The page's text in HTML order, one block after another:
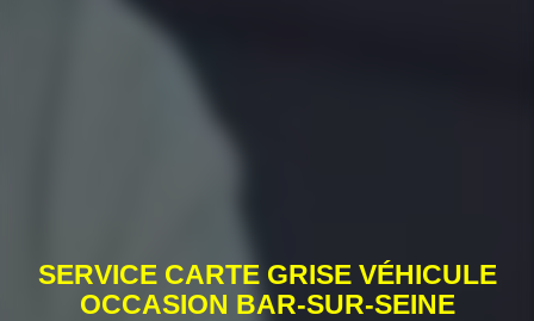
SERVICE CARTE GRISE VÉHICULE
OCCASION BAR-SUR-SEINE